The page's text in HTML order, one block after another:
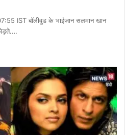
IST बॉलीवुड के भाईजान सलमान खान